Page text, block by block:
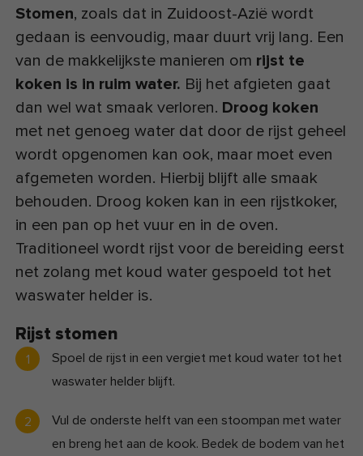
Stomen, zoals dat in Zuidoost-Azië wordt
gedaan is eenvoudig, maar duurt vrij lang. Een
van de makkelijkste manieren om rijst te
koken is in ruim water. Bij het afgieten gaat
dan wel wat smaak verloren. Droog koken
met net genoeg water dat door de rijst geheel
wordt opgenomen kan ook, maar moet even
afgemeten worden. Hierbij blijft alle smaak
behouden. Droog koken kan in een rijstkoker,
in een pan op het vuur en in de oven.
Traditioneel wordt rijst voor de bereiding eerst
net zolang met koud water gespoeld tot het
waswater helder is.
Rijst stomen
Spoel de rijst in een vergiet met koud water tot het
waswater helder blijft.
Vul de onderste helft van een stoompan met water
en breng het aan de kook. Bedek de bodem van het